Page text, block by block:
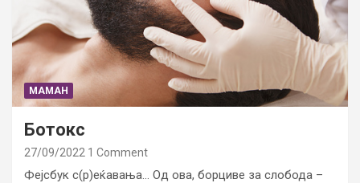
МАМАН
Ботокс
27/09/2022 1 Comment
Фејсбук с(р)еќавања… Од ова, борциве за слобода –